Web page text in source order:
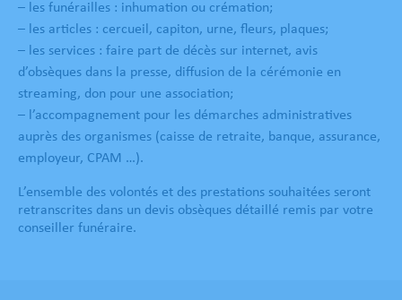
– les funérailles : inhumation ou crémation;
– les articles : cercueil, capiton, urne, fleurs, plaques;
– les services : faire part de décès sur internet, avis
d’obsèques dans la presse, diffusion de la cérémonie en
streaming, don pour une association;
– l’accompagnement pour les démarches administratives
auprès des organismes (caisse de retraite, banque, assurance,
employeur, CPAM …).
L’ensemble des volontés et des prestations souhaitées seront
retranscrites dans un devis obsèques détaillé remis par votre
conseiller funéraire.